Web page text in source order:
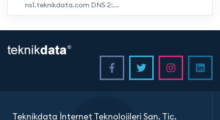
ns1.teknikdata.com DNS 2:...
<
Teknikdata İnternet Teknolojileri San. Tic.